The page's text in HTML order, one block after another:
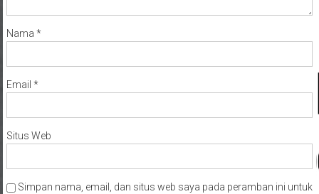
Nama *
Email *
Situs Web
Simpan nama, email, dan situs web saya pada peramban ini untuk